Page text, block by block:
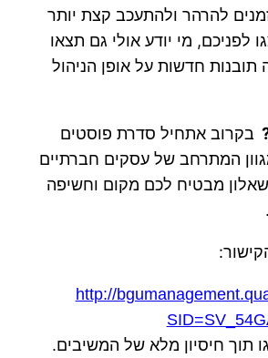
להרהר ולהתעכב קצת יותר
לפניכם, מי יודע אולי גם תצאו
חדשות על אופן הניהול
בקרוב אתחיל סדרת פוסטים
המתרחב של עסקים חברתיים
מבטיח לכם מקום וחשיפה
http://
תוך חיסיון מלא של המשיבים.